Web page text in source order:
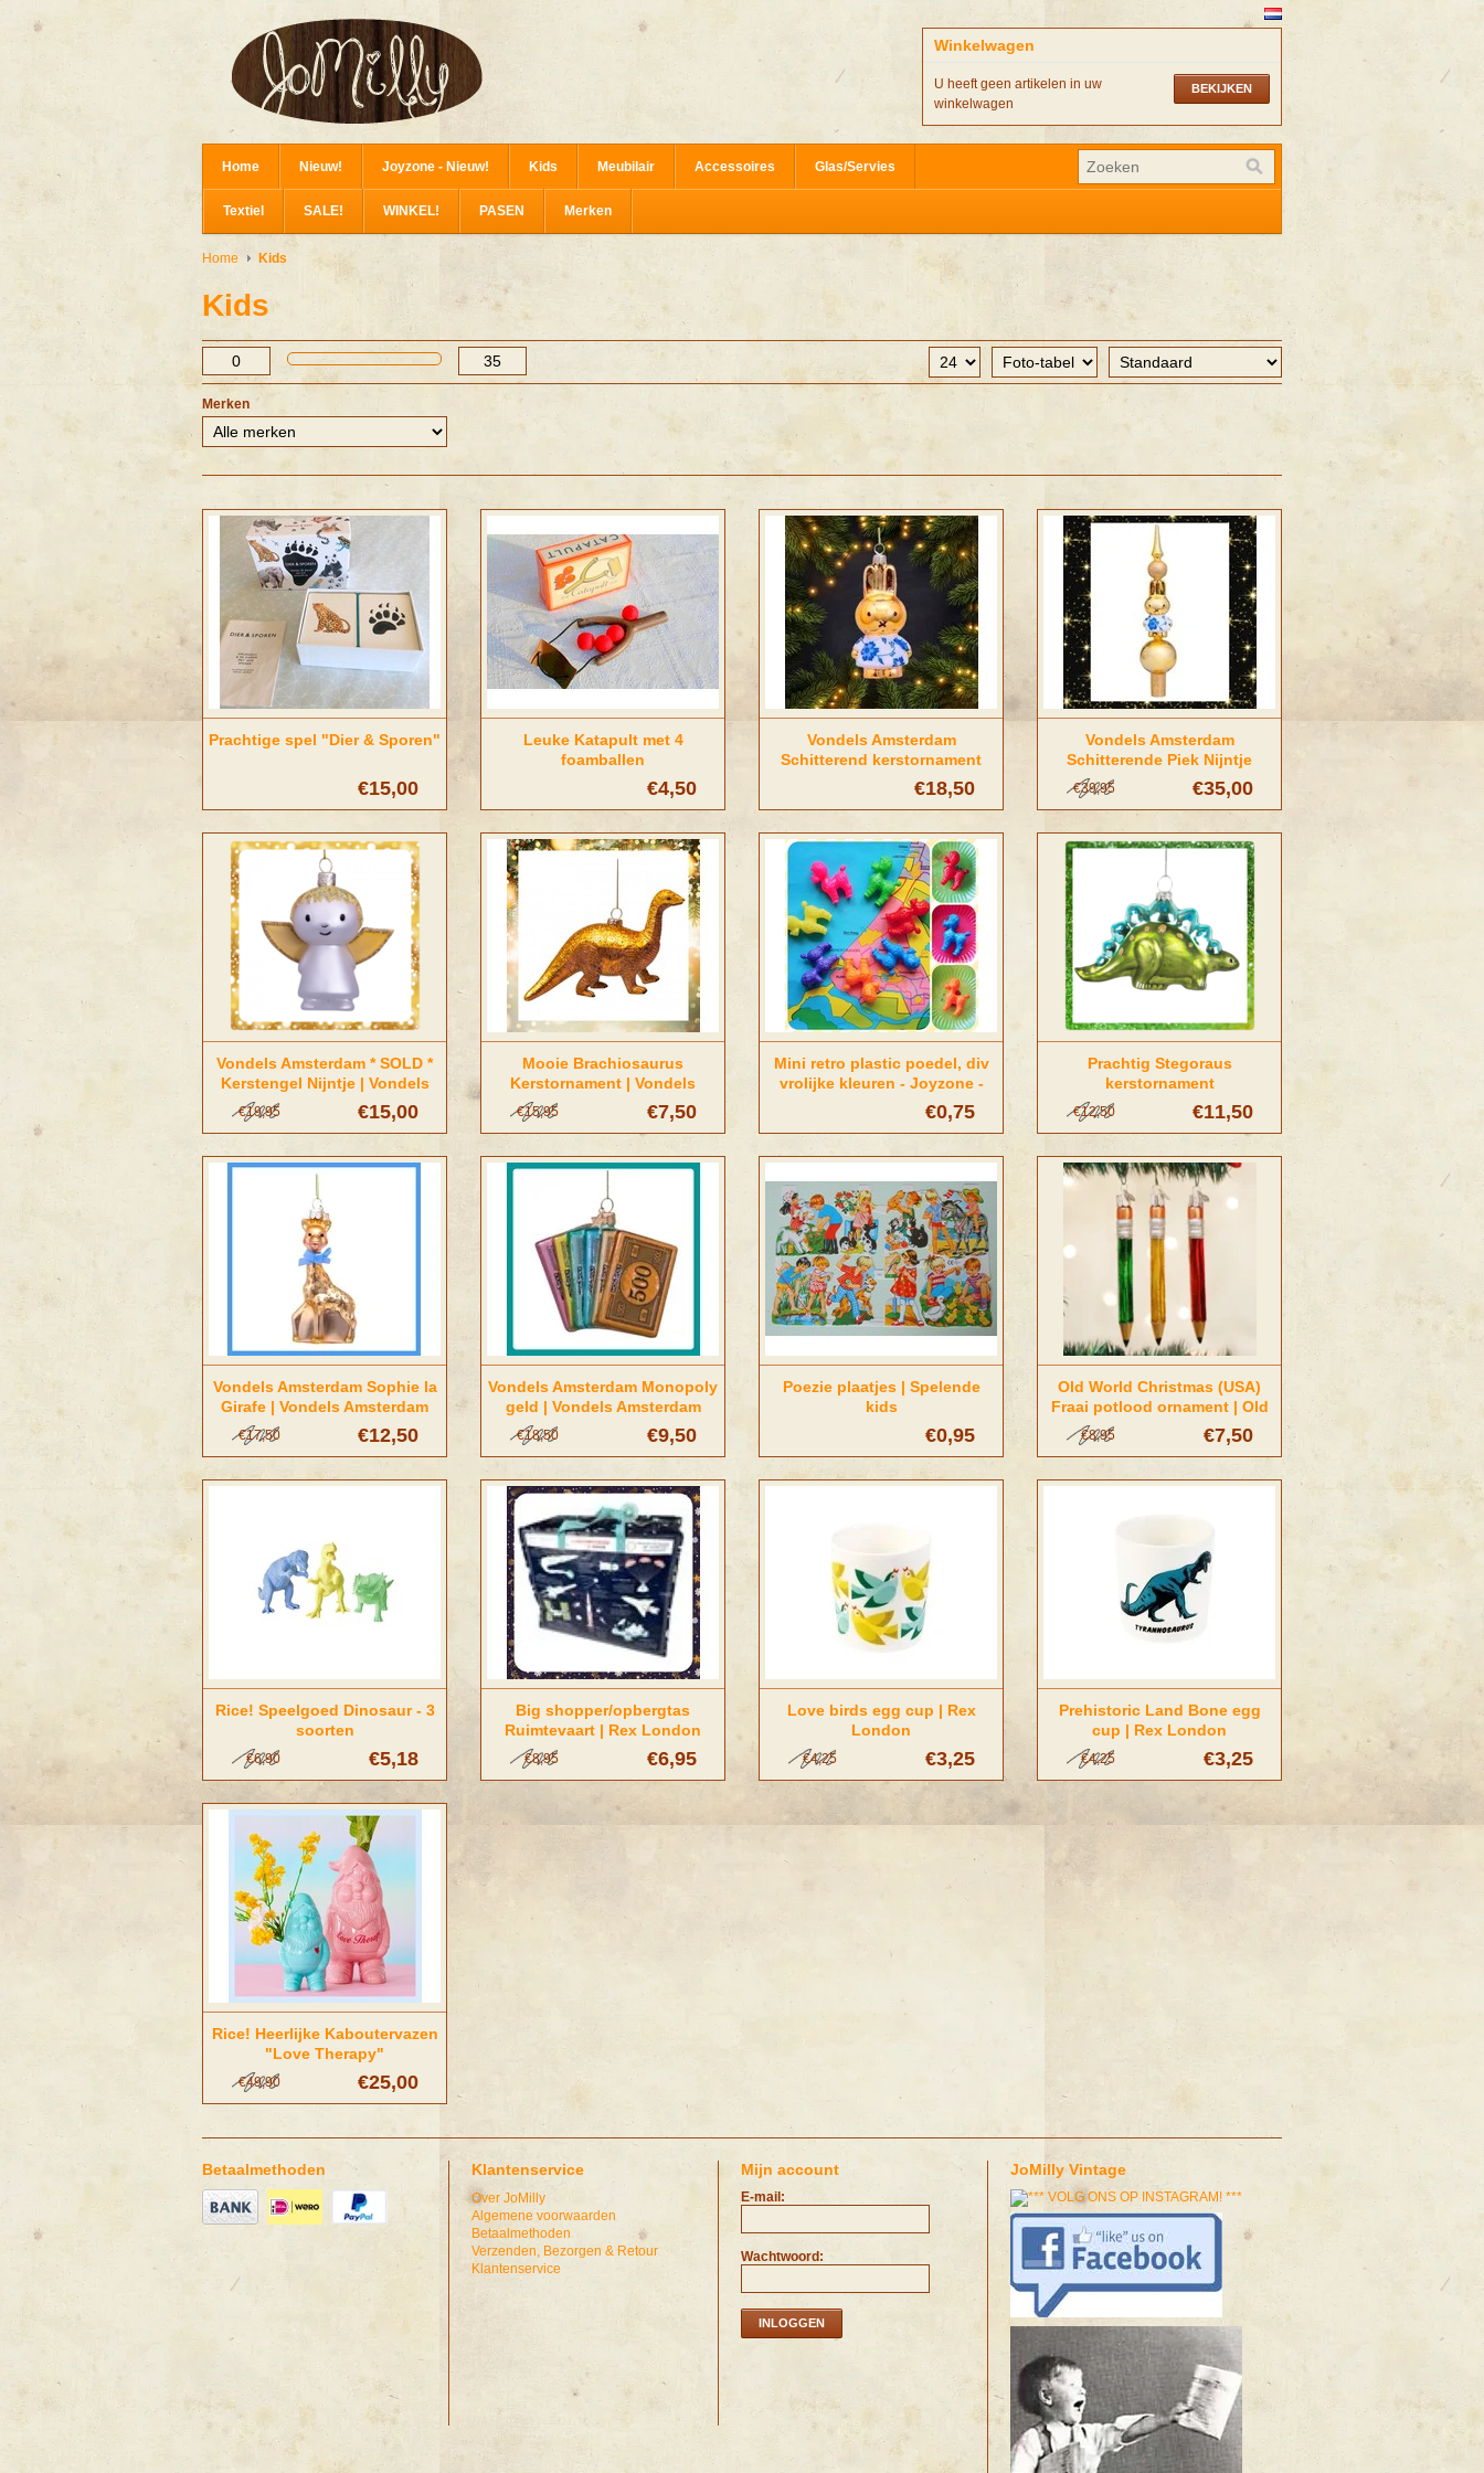
Winkelwagen
BEKIJKEN
U heeft geen artikelen in uw
winkelwagen
Home Nieuw! Joyzone - Nieuw! Kids Meubilair Accessoires Glas/Servies
Textiel SALE! WINKEL! PASEN Merken
Home Kids
Kids
Merken
Prachtige spel "Dier & Sporen"
€15,00
Leuke Katapult met 4
foamballen
€4,50
Vondels Amsterdam
Schitterend kerstornament
Nijntje delftsblauw€18,50
Vondels Amsterdam
Schitterende Piek Nijntje
delftsblauw€35,00
€39,95
Vondels Amsterdam * SOLD *
Kerstengel Nijntje | Vondels
Amsterdam€15,00
€19,95
Mooie Brachiosaurus
Kerstornament | Vondels
€7,50
€15,95
Mini retro plastic poedel, div
vrolijke kleuren - Joyzone -
€0,75
Prachtig Stegoraus
kerstornament
€11,50
€12,50
Vondels Amsterdam Sophie la
Girafe | Vondels Amsterdam
€12,50
€17,50
Vondels Amsterdam Monopoly
geld | Vondels Amsterdam
€9,50
€18,50
Poezie plaatjes | Spelende
kids
€0,95
Old World Christmas (USA)
Fraai potlood ornament | Old
World Christmas (USA)
€7,50
€8,95
Rice! Speelgoed Dinosaur - 3
soorten
€5,18
€6,90
Big shopper/opbergtas
Ruimtevaart | Rex London
€6,95
€8,95
Love birds egg cup | Rex
London
€3,25
€4,25
Prehistoric Land Bone egg
cup | Rex London
€3,25
€4,25
Rice! Heerlijke Kaboutervazen
"Love Therapy"
€25,00
€49,90
Betaalmethoden Klantenservice
Over JoMilly
Algemene voorwaarden
Betaalmethoden
Verzenden, Bezorgen & Retour
Klantenservice
Mijn account
E-mail:
Wachtwoord:
INLOGGEN
JoMilly Vintage